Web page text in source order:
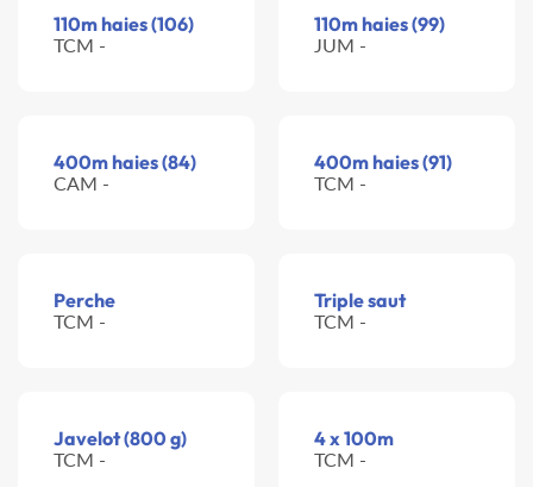
110m haies (106)
TCM -
110m haies (99)
JUM -
400m haies (84)
CAM -
400m haies (91)
TCM -
Perche
TCM -
Triple saut
TCM -
Javelot (800 g)
TCM -
4 x 100m
TCM -